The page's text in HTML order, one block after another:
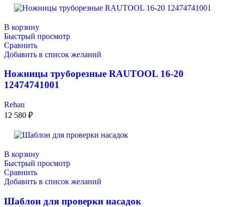
В корзину
Быстрый просмотр
Сравнить
Добавить в список желаний
Ножницы труборезные RAUTOOL 16-20
12474741001
Rehau
12 580 ₽
В корзину
Быстрый просмотр
Сравнить
Добавить в список желаний
Шаблон для проверки насадок